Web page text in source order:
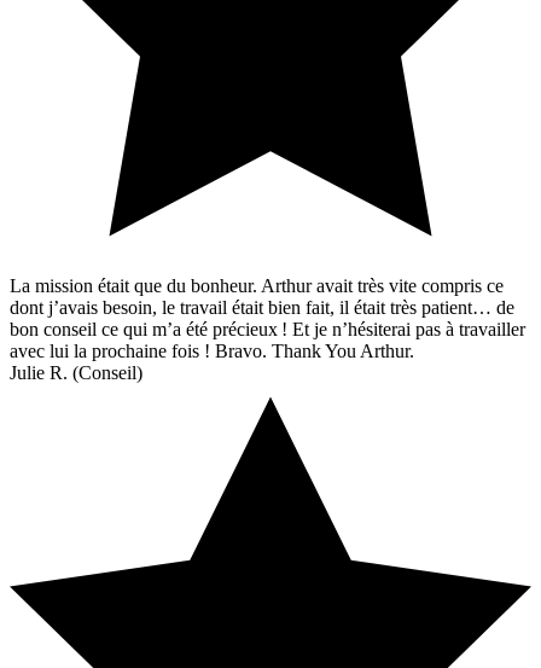
La mission était que du bonheur. Arthur avait très vite compris ce
dont j’avais besoin, le travail était bien fait, il était très patient… de
bon conseil ce qui m’a été précieux ! Et je n’hésiterai pas à travailler
avec lui la prochaine fois ! Bravo. Thank You Arthur.
Julie R. (Conseil)